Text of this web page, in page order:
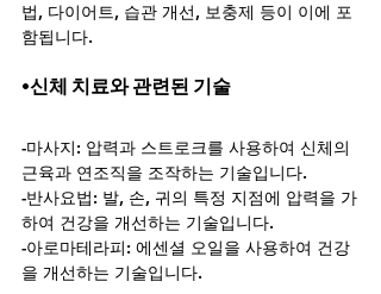
법, 다이어트, 습관 개선, 보충제 등이 이에 포
함됩니다.
•신체 치료와 관련된 기술
-마사지: 압력과 스트로크를 사용하여 신체의
근육과 연조직을 조작하는 기술입니다.
-반사요법: 발, 손, 귀의 특정 지점에 압력을 가
하여 건강을 개선하는 기술입니다.
-아로마테라피: 에센셜 오일을 사용하여 건강
을 개선하는 기술입니다.